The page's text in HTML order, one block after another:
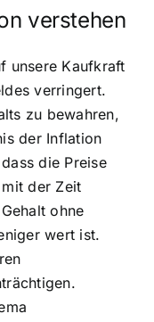
verstehen
unsere Kaufkraft
verringert.
zu bewahren,
der Inflation
die Preise
der Zeit
ohne
wert ist.